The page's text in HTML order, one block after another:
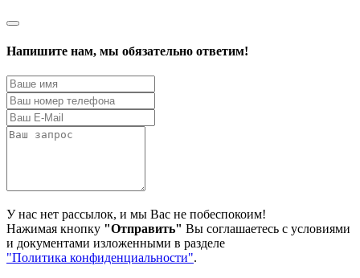
Напишите нам, мы обязательно ответим!
У нас нет рассылок, и мы Вас не побеспокоим!
Нажимая кнопку "Отправить" Вы соглашаетесь с условиями
и документами изложенными в разделе
"Политика конфиденциальности".